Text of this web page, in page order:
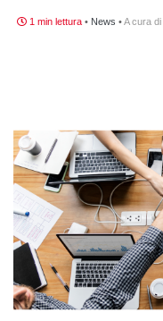
1 min lettura • News •A cura di